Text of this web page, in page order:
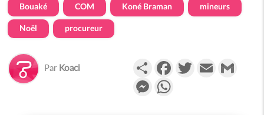
Bouaké COM Koné Braman mineurs
Noël procureur
Par Koaci PartagerFacebookTwitterEmail
Messenger